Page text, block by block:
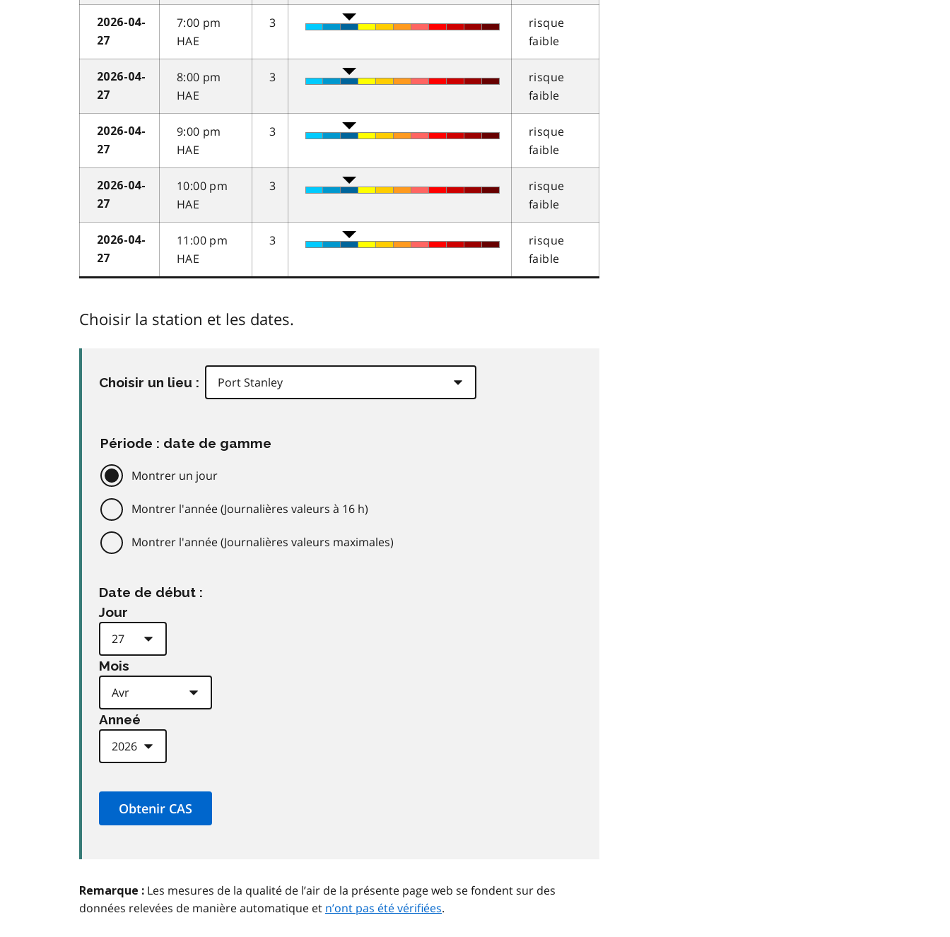
2026-04-
27
7:00 pm
HAE
3
risque
faible
2026-04-
27
8:00 pm
HAE
3
risque
faible
2026-04-
27
9:00 pm
HAE
3
risque
faible
2026-04-
27
10:00 pm
HAE
3
risque
faible
2026-04-
27
11:00 pm
HAE
3
risque
faible
Choisir la station et les dates.
Choisir un lieu :
Période : date de gamme
Montrer un jour
Montrer l'année (Journalières valeurs à 16 h)
Montrer l'année (Journalières valeurs maximales)
Date de début :
Jour
Mois
Anneé
Remarque : Les mesures de la qualité de l’air de la présente page web se fondent sur des
données relevées de manière automatique et n’ont pas été vérifiées.